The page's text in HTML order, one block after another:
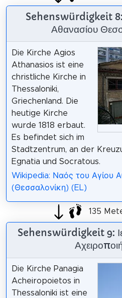
Sehenswürdigkeit 8:
Αθανασίου
Die Kirche Agios
Athanasios ist eine
christliche Kirche in
Thessaloniki,
Griechenland. Die
heutige Kirche
wurde 1818 erbaut.
Es befindet sich im
Stadtzentrum, an der
Egnatia und Socratous.
Wikipedia: Ναός του Αγίου
(Θεσσαλονίκη) (EL)
135
Sehenswürdigkeit 9:
Die Kirche Panagia
Acheiropoietos in
Thessaloniki ist eine